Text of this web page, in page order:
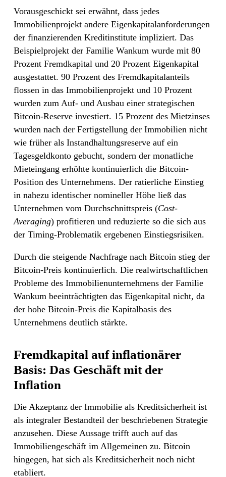
Vorausgeschickt sei erwähnt, dass jedes
Immobilienprojekt andere Eigenkapitalanforderungen
der finanzierenden Kreditinstitute impliziert. Das
Beispielprojekt der Familie Wankum wurde mit 80
Prozent Fremdkapital und 20 Prozent Eigenkapital
ausgestattet. 90 Prozent des Fremdkapitalanteils
flossen in das Immobilienprojekt und 10 Prozent
wurden zum Auf- und Ausbau einer strategischen
Bitcoin-Reserve investiert. 15 Prozent des Mietzinses
wurden nach der Fertigstellung der Immobilien nicht
wie früher als Instandhaltungsreserve auf ein
Tagesgeldkonto gebucht, sondern der monatliche
Mieteingang erhöhte kontinuierlich die Bitcoin-
Position des Unternehmens. Der ratierliche Einstieg
in nahezu identischer nomineller Höhe ließ das
Unternehmen vom Durchschnittspreis (Cost-
Averaging) profitieren und reduzierte so die sich aus
der Timing-Problematik ergebenen Einstiegsrisiken.
Durch die steigende Nachfrage nach Bitcoin stieg der
Bitcoin-Preis kontinuierlich. Die realwirtschaftlichen
Probleme des Immobilienunternehmens der Familie
Wankum beeinträchtigten das Eigenkapital nicht, da
der hohe Bitcoin-Preis die Kapitalbasis des
Unternehmens deutlich stärkte.
Fremdkapital auf inflationärer
Basis: Das Geschäft mit der
Inflation
Die Akzeptanz der Immobilie als Kreditsicherheit ist
als integraler Bestandteil der beschriebenen Strategie
anzusehen. Diese Aussage trifft auch auf das
Immobiliengeschäft im Allgemeinen zu. Bitcoin
hingegen, hat sich als Kreditsicherheit noch nicht
etabliert.